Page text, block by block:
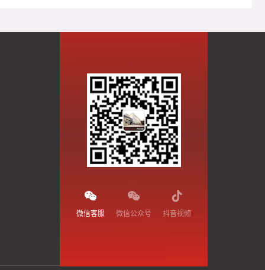
微信客服 微信公众号 抖音视频